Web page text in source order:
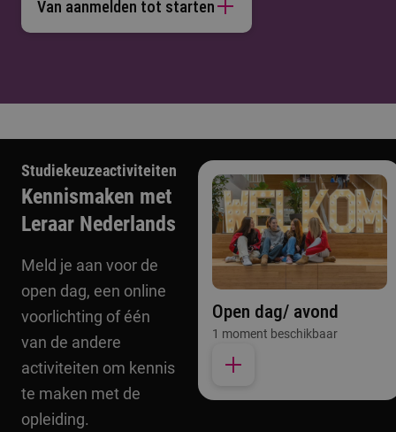
Van aanmelden tot starten
Studiekeuzeactiviteiten
Kennismaken met
Leraar Nederlands
Meld je aan voor de
open dag, een online
voorlichting of één
van de andere
activiteiten om kennis
te maken met de
opleiding.
Open dag/ avond
1 moment beschikbaar